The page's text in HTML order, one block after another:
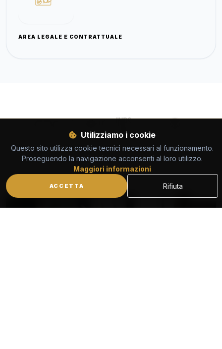
AREA LEGALE E CONTRATTUALE
Utilizziamo i cookie
Questo sito utilizza cookie tecnici necessari al funzionamento.
Proseguendo la navigazione acconsenti al loro utilizzo.
Maggiori informazioni
ACCETTA Rifiuta